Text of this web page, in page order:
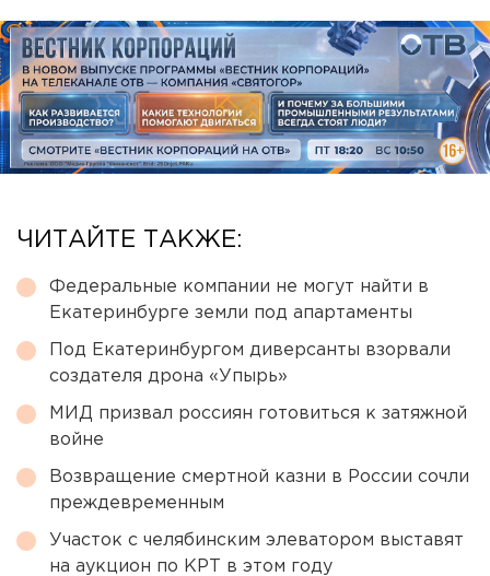
ЧИТАЙТЕ ТАКЖЕ:
Федеральные компании не могут найти в
Екатеринбурге земли под апартаменты
Под Екатеринбургом диверсанты взорвали
создателя дрона «Упырь»
МИД призвал россиян готовиться к затяжной
войне
Возвращение смертной казни в России сочли
преждевременным
Участок с челябинским элеватором выставят
на аукцион по КРТ в этом году